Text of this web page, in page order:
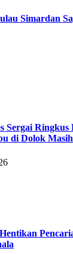
Simardan
Sergai Ringkus
di Dolok